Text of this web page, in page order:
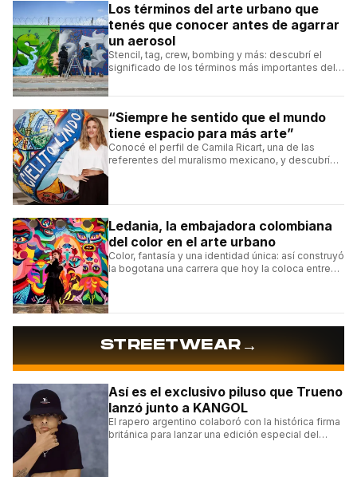
Los términos del arte urbano que
tenés que conocer antes de agarrar
un aerosol
Stencil, tag, crew, bombing y más: descubrí el
significado de los términos más importantes del
“Siempre he sentido que el mundo
tiene espacio para más arte”
Conocé el perfil de Camila Ricart, una de las
referentes del muralismo mexicano, y descubrí
Ledania, la embajadora colombiana
del color en el arte urbano
Color, fantasía y una identidad única: así construyó
la bogotana una carrera que hoy la coloca entre
STREETWEAR→
Así es el exclusivo piluso que Trueno
lanzó junto a KANGOL
El rapero argentino colaboró con la histórica firma
británica para lanzar una edición especial del